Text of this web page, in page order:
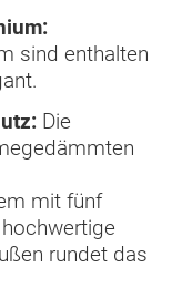
sind enthalten
Die
mit fünf
rundet das